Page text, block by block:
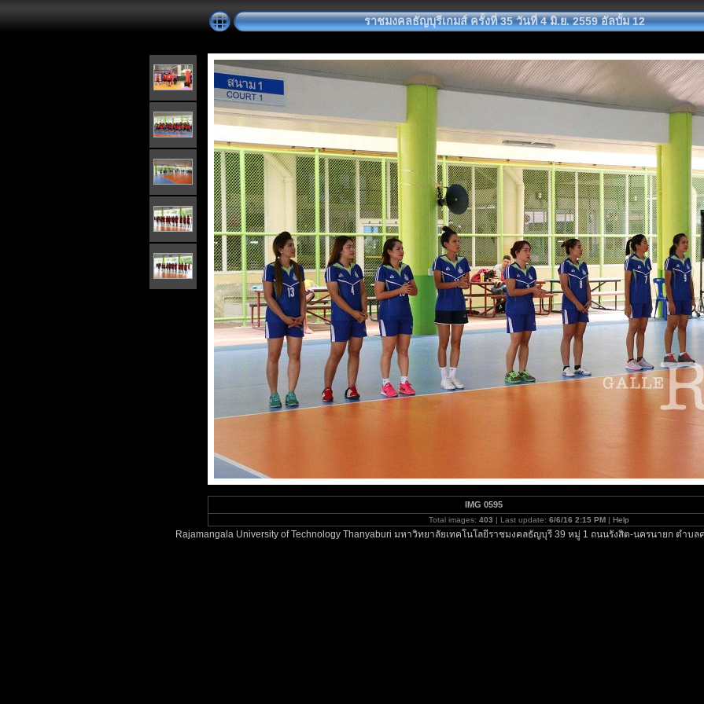
ราชมงคลธัญบุรีเกมส์ ครั้งที่ 35 วันที่ 4 มิ.ย. 2559 อัลบั้ม 12
IMG 0595
Total images: 403 | Last update: 6/6/16 2:15 PM| Help
Rajamangala University of Technology Thanyaburi มหาวิทยาลัยเทคโนโลยีราชมงคลธัญบุรี 39 หมู่ 1 ถนนรังสิต-นครนายก ตำบ